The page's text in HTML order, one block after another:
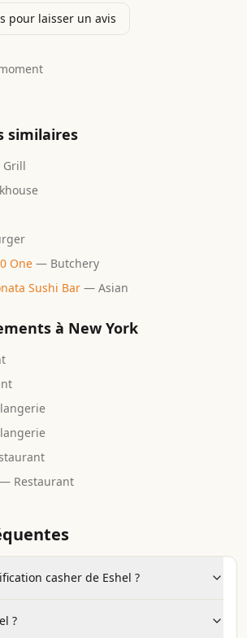
pour laisser un avis
similaires
Grill
One — Butchery
Sushi Bar — Asian
à New York
— Restaurant
casher de Eshel ?
?